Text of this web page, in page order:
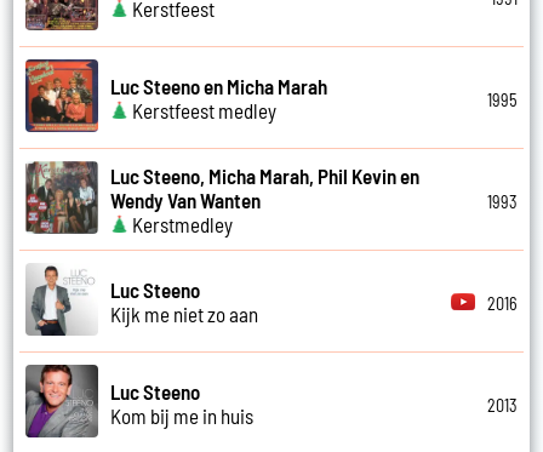
Kerstfeest
Luc Steeno en Micha Marah
Kerstfeest medley
1995
Luc Steeno, Micha Marah, Phil Kevin en
Wendy Van Wanten
Kerstmedley
1993
Luc Steeno
Kijk me niet zo aan
2016
Luc Steeno
Kom bij me in huis
2013